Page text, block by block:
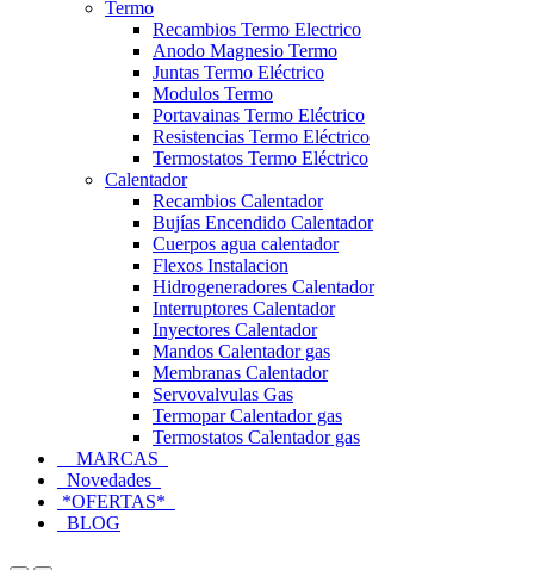
Termo
Recambios Termo Electrico
Anodo Magnesio Termo
Juntas Termo Eléctrico
Modulos Termo
Portavainas Termo Eléctrico
Resistencias Termo Eléctrico
Termostatos Termo Eléctrico
Calentador
Recambios Calentador
Bujías Encendido Calentador
Cuerpos agua calentador
Flexos Instalacion
Hidrogeneradores Calentador
Interruptores Calentador
Inyectores Calentador
Mandos Calentador gas
Membranas Calentador
Servovalvulas Gas
Termopar Calentador gas
Termostatos Calentador gas
MARCAS
Novedades
*OFERTAS*
BLOG